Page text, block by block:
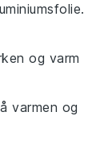
.
og varm
varmen og